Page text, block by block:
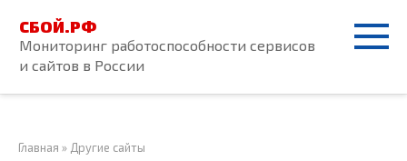
контенту
СБОЙ.РФ
Мониторинг работоспособности сервисов
и сайтов в России
Главная » Другие сайты